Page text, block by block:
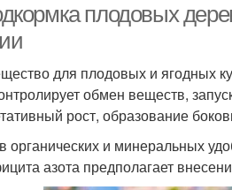
плодовых
для плодовых и ягодных
обмен веществ,
рост, образование
органических и минеральных
азота предполагает